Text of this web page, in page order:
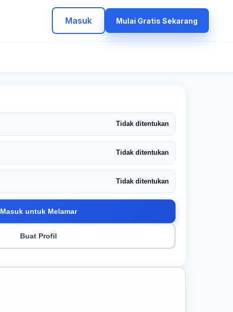
Masuk Mulai Gratis Sekarang
Tidak ditentukan
Tidak ditentukan
Tidak ditentukan
Masuk untuk Melamar
Buat Profil